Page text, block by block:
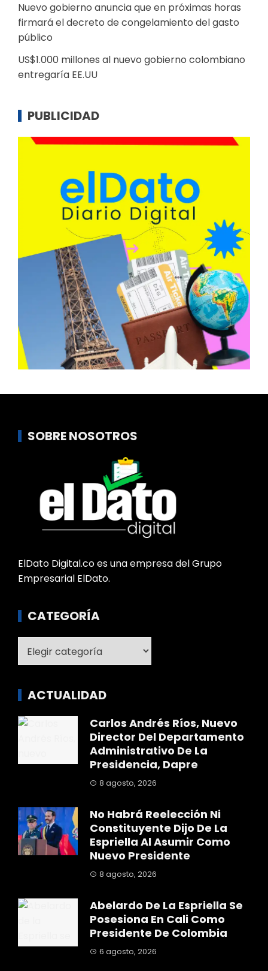
Nuevo gobierno anuncia que en próximas horas
firmará el decreto de congelamiento del gasto
público
US$1.000 millones al nuevo gobierno colombiano
entregaría EE.UU
PUBLICIDAD
SOBRE NOSOTROS
ElDato Digital.co es una empresa del Grupo
Empresarial ElDato.
CATEGORÍA
ACTUALIDAD
Carlos Andrés Ríos, Nuevo
Director Del Departamento
Administrativo De La
Presidencia, Dapre
8 agosto, 2026
No Habrá Reelección Ni
Constituyente Dijo De La
Espriella Al Asumir Como
Nuevo Presidente
8 agosto, 2026
Abelardo De La Espriella Se
Posesiona En Cali Como
Presidente De Colombia
6 agosto, 2026